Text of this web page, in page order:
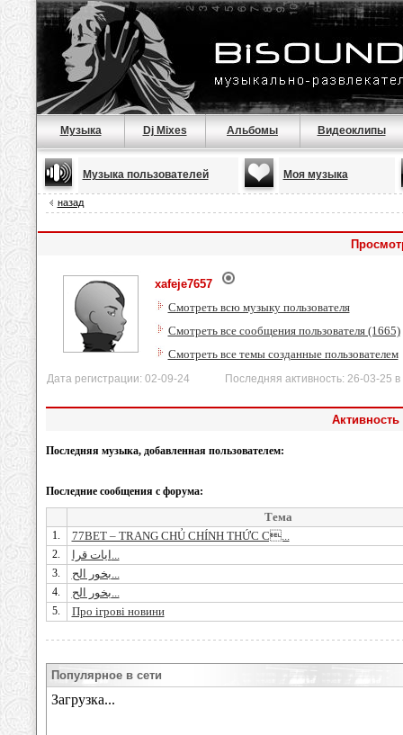
Музыка Dj Mixes Альбомы Видеоклипы
Музыка пользователей Моя музыка
назад
xafeje7657
Смотреть всю музыку пользователя
Смотреть все сообщения пользователя (1665)
Смотреть все темы созданные пользователем
Дата регистрации: 02-09-24 Последняя активность: 26-03-25 в
Активность
Последняя музыка, добавленная пользователем:
Последние сообщения с форума:
Тема
1. 77BET – TRANG CHỦ CHÍNH THỨC C...
2. ايات قرا...
3. بخور الح...
4. بخور الح...
5. Про ігрові новини
Популярное в сети